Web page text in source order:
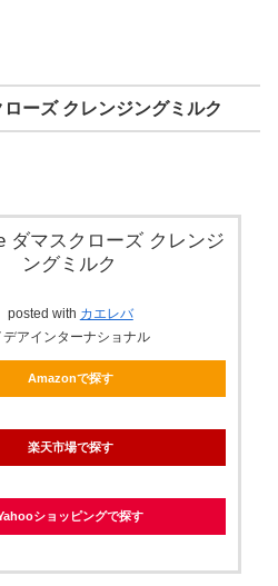
ーズ クレンジングミルク
ダマスクローズ クレンジ
ングミルク
posted with カエレバ
デアインターナショナル
Amazonで探す
楽天市場で探す
ショッピングで探す